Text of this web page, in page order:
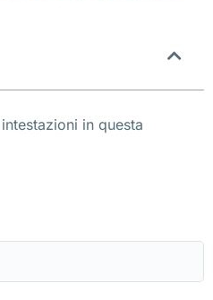
in questa